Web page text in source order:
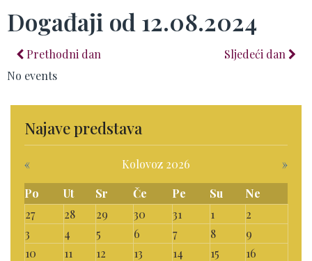
Događaji od 12.08.2024
Prethodni dan
Sljedeći dan
No events
Najave predstava
« Kolovoz 2026
»
Po
Ut Sr Če Pe Su
Ne
27
28 29 30 31 1
2
3
4 5 6 7 8
9
10
11 12 13 14 15
16